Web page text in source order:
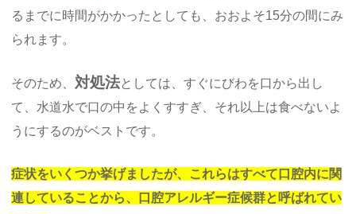
るまでに時間がかかったとしても、おおよそ15分の間にみ
られます。
そのため、 対処法としては、すぐにびわを口から出し
て、水道水で口の中をよくすすぎ、それ以上は食べないよ
うにするのがベストです。
症状をいくつか挙げましたが、これらはすべて口腔内に関
連していることから、口腔アレルギー症候群と呼ばれてい